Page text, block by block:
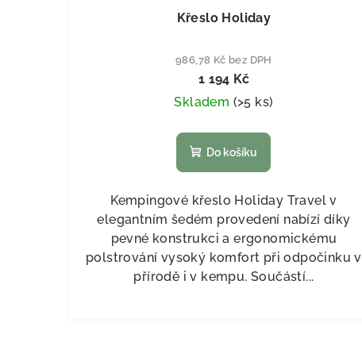
Křeslo Holiday
986,78 Kč bez DPH
1 194 Kč
Skladem (>5 ks)
Do košíku
Kempingové křeslo Holiday Travel v
elegantním šedém provedení nabízí díky
pevné konstrukci a ergonomickému
polstrování vysoký komfort při odpočinku v
přírodě i v kempu. Součástí...